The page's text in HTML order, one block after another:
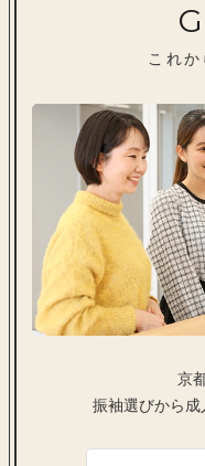
これ
京
振袖選びから